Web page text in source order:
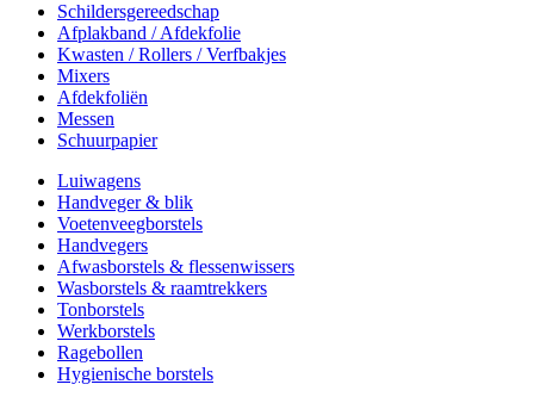
Schildersgereedschap
Afplakband / Afdekfolie
Kwasten / Rollers / Verfbakjes
Mixers
Afdekfoliën
Messen
Schuurpapier
Luiwagens
Handveger & blik
Voetenveegborstels
Handvegers
Afwasborstels & flessenwissers
Wasborstels & raamtrekkers
Tonborstels
Werkborstels
Ragebollen
Hygienische borstels